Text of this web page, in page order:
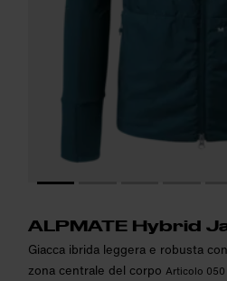
ALPMATE Hybrid
Giacca ibrida leggera e robusta
zona centrale del corpo Articolo 050